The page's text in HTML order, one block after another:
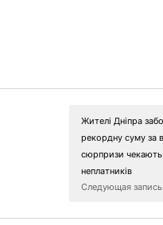
Жителі Дніпра
рекордну суму за
сюрпризи чекають
неплатників
Следующая запись